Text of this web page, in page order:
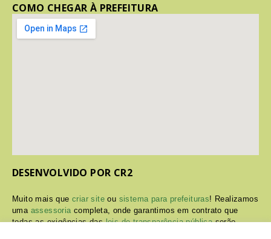
COMO CHEGAR À PREFEITURA
DESENVOLVIDO POR CR2
Muito mais quecriar site ou sistema para prefeituras! Realizamos
uma assessoria completa, onde garantimos em contrato que
todas as exigências dasleis de transparência públicaserão